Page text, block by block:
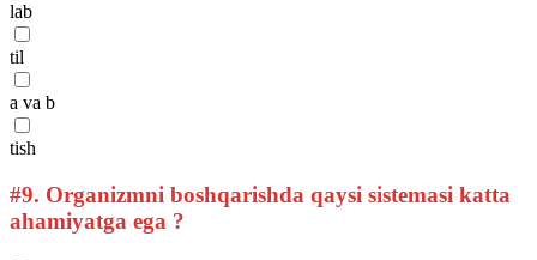
lab
til
a va b
tish
#9. Organizmni boshqarishda qaysi sistemasi katta
ahamiyatga ega ?